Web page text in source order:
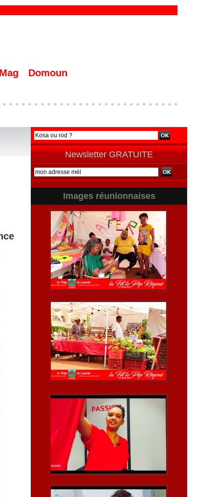
Mag Domoun
Newsletter GRATUITE
Images réunionnaises